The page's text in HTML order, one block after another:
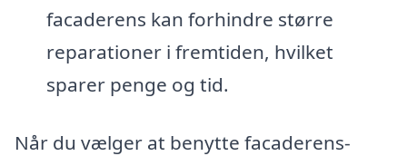
facaderens kan forhindre større
reparationer i fremtiden, hvilket
sparer penge og tid.
Når du vælger at benytte facaderens-